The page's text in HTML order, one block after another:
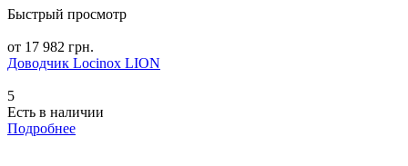
Быстрый просмотр
от 17 982 грн.
Доводчик Locinox LION
5
Есть в наличии
Подробнее